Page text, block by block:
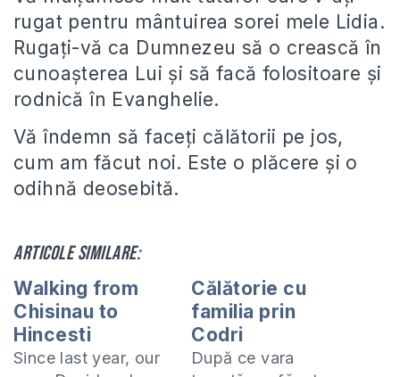
rugat pentru mântuirea sorei mele Lidia.
Rugaţi-vă ca Dumnezeu să o crească în
cunoaşterea Lui şi să facă folositoare şi
rodnică în Evanghelie.
Vă îndemn să faceţi călătorii pe jos,
cum am făcut noi. Este o plăcere şi o
odihnă deosebită.
Articole similare:
Walking from
Chisinau to
Hincesti
Since last year, our
Călătorie cu
familia prin
Codri
După ce vara